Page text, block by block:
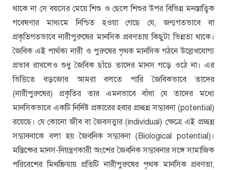
থাকে না সে বয়সের মেয়ে শিশু ও ছেলে শিশুর উপর বিভিন্ন মনস্তাত্বিক
গবেষণার মাধ্যমে নিশ্চিত হওয়া গেছে যে, জন্মগতভাবে বা
প্রকৃতিগতভাবে নারীপুরুষের মানসিক প্রবণতায় কিছুটা ভিন্নতা থাকে।
জৈবিক এই পার্থক্য নারী ও পুরুষের পৃথক মানসিক গঠনে উল্লেখযোগ্য
প্রভাব রাখলেও শুধু জৈবিক ছাঁচে তাদের মানস গড়ে ওঠে না। এর
ভিত্তিতে বড়জোর আমরা বলতে পারি জৈবিকভাবে তাদের
(নারীপুরুষের) প্রকৃতির তার এমনভাবে বাঁধা যে তাদের মধ্যে
মানসিকভাবে একটি নির্দিষ্ট প্রকারের হবার প্রচ্ছন্ন সম্ভাবনা (potential)
রয়েছে। যে কোনো জীব বা জৈবসত্ত্বার (individual) ক্ষেত্রে এই প্রচ্ছন্ন
সম্ভাবনাকে বলা হয় জৈবনিক সম্ভাবনা (Biological potential)।
মস্তিষ্কের মানস-নিয়ন্ত্রণকারী অংশের জৈবনিক সম্ভাবনার সঙ্গে সামাজিক
পরিবেশের মিথষ্ক্রিয়ায় প্রতিটি নারীপুরুষের পৃথক মানসিক প্রবণতা,